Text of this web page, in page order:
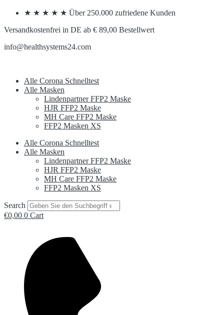
Skip
content
★ ★ ★ ★ ★ Über 250.000 zufriedene Kunden
Versandkostenfrei in DE ab € 89,00 Bestellwert
info@healthsystems24.com
Alle Corona Schnelltest
Alle Masken
Lindenpartner FFP2 Maske
HJR FFP2 Maske
MH Care FFP2 Maske
FFP2 Masken XS
Alle Corona Schnelltest
Alle Masken
Lindenpartner FFP2 Maske
HJR FFP2 Maske
MH Care FFP2 Maske
FFP2 Masken XS
Search
€0,00 0 Cart